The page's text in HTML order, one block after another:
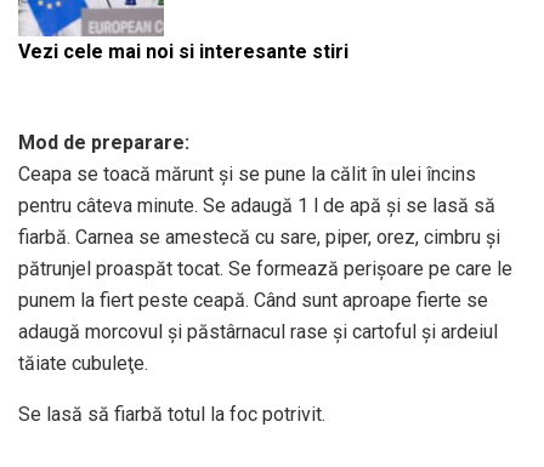
Vezi cele mai noi si interesante stiri
Mod de preparare:
Ceapa se toacă mărunt şi se pune la călit în ulei încins
pentru câteva minute. Se adaugă 1 l de apă şi se lasă să
fiarbă. Carnea se amestecă cu sare, piper, orez, cimbru şi
pătrunjel proaspăt tocat. Se formează perişoare pe care le
punem la fiert peste ceapă. Când sunt aproape fierte se
adaugă morcovul şi păstârnacul rase şi cartoful şi ardeiul
tăiate cubuleţe.
Se lasă să fiarbă totul la foc potrivit.